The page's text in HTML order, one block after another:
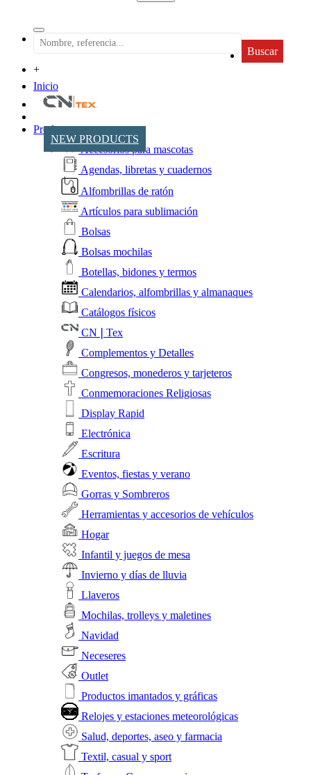
Buscar
+
Inicio
NEW PRODUCTS
Productos
Accesorios para mascotas
Agendas, libretas y cuadernos
Alfombrillas de ratón
Artículos para sublimación
Bolsas
Bolsas mochilas
Botellas, bidones y termos
Calendarios, alfombrillas y almanaques
Catálogos físicos
CN❘Tex
Complementos y Detalles
Congresos, monederos y tarjeteros
Conmemoraciones Religiosas
Display Rapid
Electrónica
Escritura
Eventos, fiestas y verano
Gorras y Sombreros
Herramientas y accesorios de vehículos
Hogar
Infantil y juegos de mesa
Invierno y días de lluvia
Llaveros
Mochilas, trolleys y maletines
Navidad
Neceseres
Outlet
Productos imantados y gráficas
Relojes y estaciones meteorológicas
Salud, deportes, aseo y farmacia
Textil, casual y sport